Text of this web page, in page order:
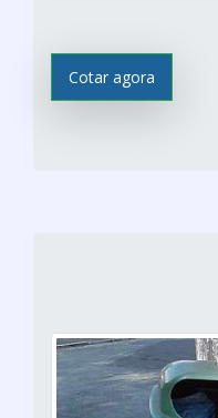
Cotar agora